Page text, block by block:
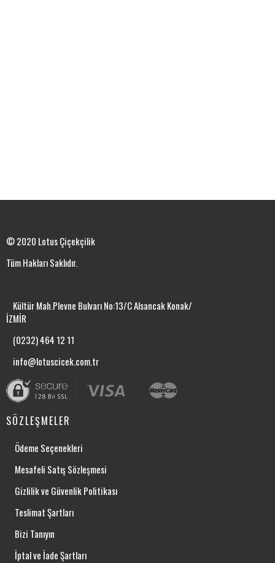
© 2020 Lotus Çiçekçilik
Tüm Hakları Saklıdır.
Kültür Mah.Plevne Bulvarı No:13/C Alsancak Konak/
İZMİR
(0232) 464 12 11
info@lotuscicek.com.tr
SÖZLEŞMELER
Ödeme Seçenekleri
Mesafeli Satış Sözleşmesi
Gizlilik ve Güvenlik Politikası
Teslimat Şartları
Bizi Tanıyın
İptal ve İade Şartları